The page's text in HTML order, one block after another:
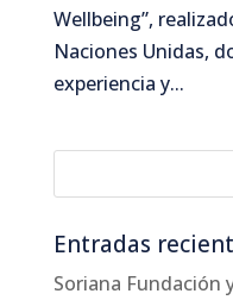
Wellbeing”,
Naciones Unidas,
experiencia y...
Entradas
Soriana Fundación